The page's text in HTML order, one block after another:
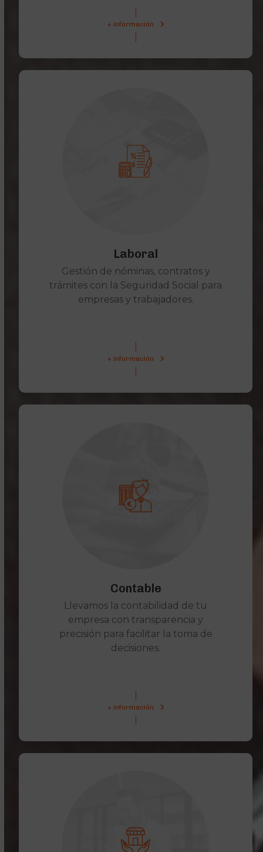
+ información
Laboral
Gestión de nóminas, contratos y
trámites con la Seguridad Social para
empresas y trabajadores.
+ información
Contable
Llevamos la contabilidad de tu
empresa con transparencia y
precisión para facilitar la toma de
decisiones.
+ información